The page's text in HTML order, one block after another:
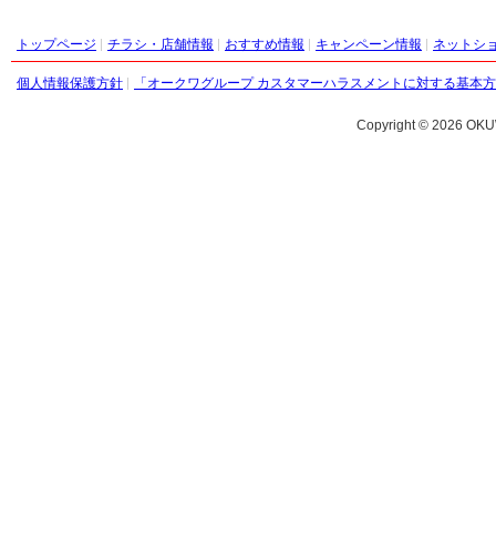
トップページ チラシ・店舗情報 おすすめ情報 キャンペーン情報 ネットシ
個人情報保護方針 「オークワグループ カスタマーハラスメントに対する基本
Copyright © 2026